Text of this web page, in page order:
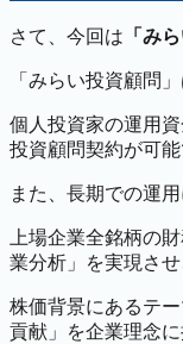
さて、今回は 「み
「みらい投資顧問
個人投資家の運用
投資顧問契約が可能
また、長期での運
上場企業全銘柄の
業分析」を実現さ
株価背景にあるテ
貢献」を企業理念